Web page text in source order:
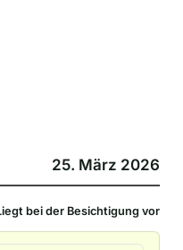
25. März 2026
bei der Besichtigung vor